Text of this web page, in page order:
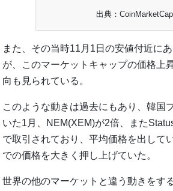
出典：CoinMarketCap
また、その当時11月1日の安値付近に
が、このマーケットキャップの価格上
向も見られている。
このような動きは過去にもあり、韓国
いた1月、NEM(XEM)が2倍、また
で取引されており、平均価格を出して
での価格を大きく押し上げていた。
世界の他のマーケットと違う動きをす